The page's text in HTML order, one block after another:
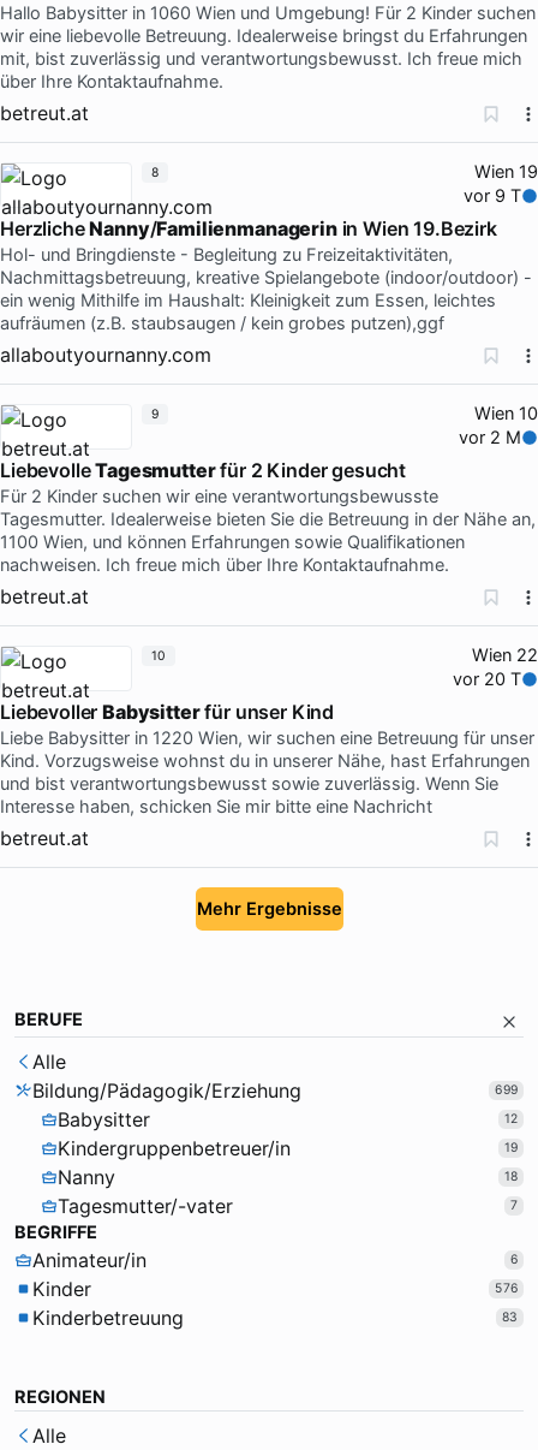
Hallo Babysitter in 1060 Wien und Umgebung! Für 2 Kinder suchen
wir eine liebevolle Betreuung. Idealerweise bringst du Erfahrungen
mit, bist zuverlässig und verantwortungsbewusst. Ich freue mich
über Ihre Kontaktaufnahme.
betreut.at
Wien 19
vor 9 T
HerzlicheNanny/Familienmanagerinin Wien 19.Bezirk
Hol- und Bringdienste - Begleitung zu Freizeitaktivitäten,
Nachmittagsbetreuung, kreative Spielangebote (indoor/outdoor) -
ein wenig Mithilfe im Haushalt: Kleinigkeit zum Essen, leichtes
aufräumen (z.B. staubsaugen / kein grobes putzen),ggf
allaboutyournanny.com
8
Wien 10
vor 2 M
LiebevolleTagesmutterfür 2 Kinder gesucht
Für 2 Kinder suchen wir eine verantwortungsbewusste
Tagesmutter. Idealerweise bieten Sie die Betreuung in der Nähe an,
1100 Wien, und können Erfahrungen sowie Qualifikationen
nachweisen. Ich freue mich über Ihre Kontaktaufnahme.
betreut.at
9
Wien 22
vor 20 T
LiebevollerBabysitterfür unser Kind
Liebe Babysitter in 1220 Wien, wir suchen eine Betreuung für unser
Kind. Vorzugsweise wohnst du in unserer Nähe, hast Erfahrungen
und bist verantwortungsbewusst sowie zuverlässig. Wenn Sie
Interesse haben, schicken Sie mir bitte eine Nachricht
betreut.at
10
Mehr Ergebnisse
BERUFE
Alle
Bildung/Pädagogik/Erziehung
699
Babysitter 12
Kindergruppenbetreuer/in 19
Nanny 18
Tagesmutter/-vater 7
BEGRIFFE
Animateur/in 6
Kinder 576
Kinderbetreuung 83
REGIONEN
Alle